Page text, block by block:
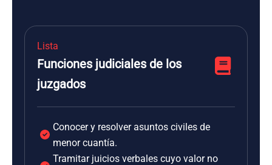
Lista
Funciones judiciales de los
juzgados
Conocer y resolver asuntos civiles de
menor cuantía.
Tramitar juicios verbales cuyo valor no